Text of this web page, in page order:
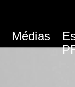
Médias